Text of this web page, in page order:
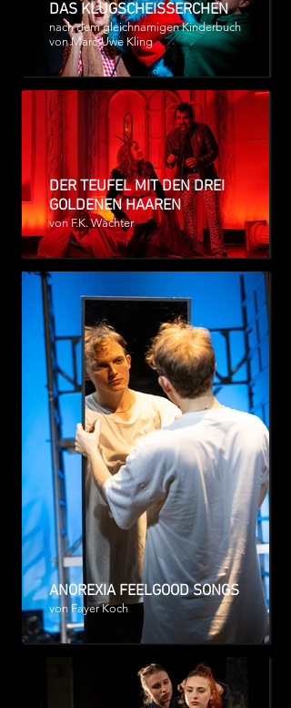
DAS KLUGSCHEISSERCHEN
nach dem gleichnamigen Kinderbuch
von Marc-Uwe Kling
DER TEUFEL MIT DEN DREI
GOLDENEN HAAREN
von F.K. Wächter
ANOREXIA FEELGOOD SONGS
von Fayer Koch